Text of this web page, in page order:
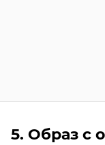
5. Образ с